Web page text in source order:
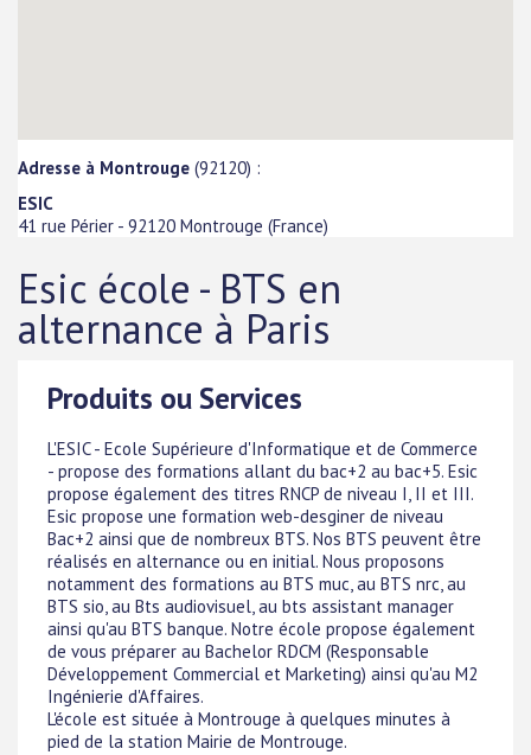
Adresse à Montrouge (92120) :
ESIC
41 rue Périer - 92120 Montrouge (France)
Esic école - BTS en
alternance à Paris
Produits ou Services
L'ESIC - Ecole Supérieure d'Informatique et de Commerce
- propose des formations allant du bac+2 au bac+5. Esic
propose également des titres RNCP de niveau I, II et III.
Esic propose une formation web-desginer de niveau
Bac+2 ainsi que de nombreux BTS. Nos BTS peuvent être
réalisés en alternance ou en initial. Nous proposons
notamment des formations au BTS muc, au BTS nrc, au
BTS sio, au Bts audiovisuel, au bts assistant manager
ainsi qu'au BTS banque. Notre école propose également
de vous préparer au Bachelor RDCM (Responsable
Développement Commercial et Marketing) ainsi qu'au M2
Ingénierie d'Affaires.
L'école est située à Montrouge à quelques minutes à
pied de la station Mairie de Montrouge.